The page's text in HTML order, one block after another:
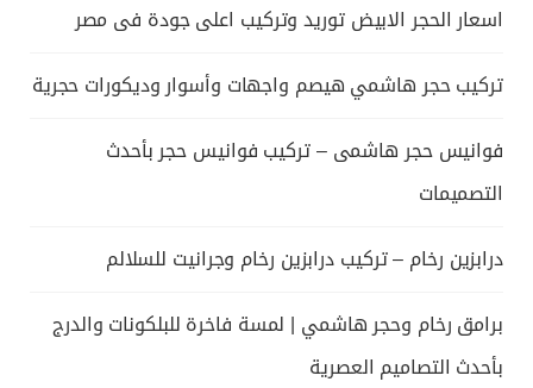
اسعار الحجر الابيض توريد وتركيب اعلى جودة فى مصر
تركيب حجر هاشمي هيصم واجهات وأسوار وديكورات حجرية
فوانيس حجر هاشمى – تركيب فوانيس حجر بأحدث
التصميمات
درابزين رخام – تركيب درابزين رخام وجرانيت للسلالم
برامق رخام وحجر هاشمي | لمسة فاخرة للبلكونات والدرج
بأحدث التصاميم العصرية